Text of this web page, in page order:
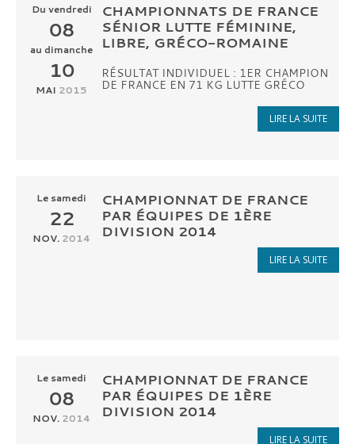
Du vendredi
08
au dimanche
10
MAI 2015
CHAMPIONNATS DE FRANCE
SÉNIOR LUTTE FÉMININE,
LIBRE, GRÉCO-ROMAINE
RÉSULTAT INDIVIDUEL : 1ER CHAMPION
DE FRANCE EN 71 KG LUTTE GRÉCO
LIRE LA SUITE
Le samedi
22
NOV. 2014
CHAMPIONNAT DE FRANCE
PAR ÉQUIPES DE 1ÈRE
DIVISION 2014
LIRE LA SUITE
Le samedi
08
NOV. 2014
CHAMPIONNAT DE FRANCE
PAR ÉQUIPES DE 1ÈRE
DIVISION 2014
LIRE LA SUITE